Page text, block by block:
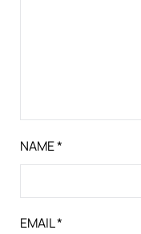
NAME*
EMAIL*